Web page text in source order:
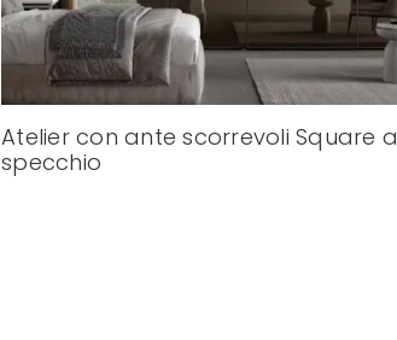
Atelier con ante scorrevoli Square a
specchio